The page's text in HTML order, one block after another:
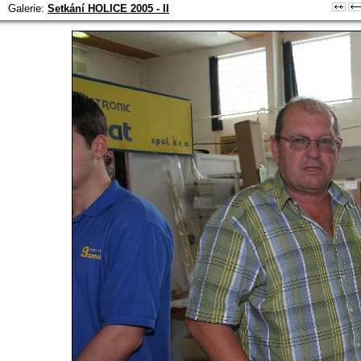
Galerie: Setkání HOLICE 2005 - II